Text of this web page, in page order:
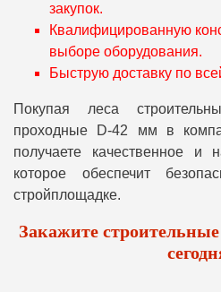
закупок.
Квалифицированную
выборе оборудования.
Быструю доставку по
Покупая леса
проходные D-42 мм в
получаете качественное и
которое обеспечит
стройплощадке.
Закажите